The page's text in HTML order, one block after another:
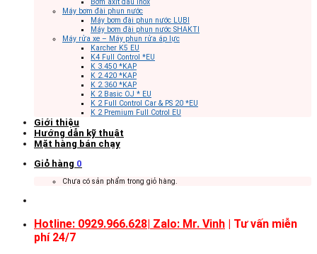
Máy bơm đài phun nước
Máy bơm đài phun nước LUBI
Máy bơm đài phun nước SHAKTI
Máy rửa xe – Máy phun rửa áp lực
Karcher K5 EU
K4 Full Control *EU
K 3.450 *KAP
K 2.420 *KAP
K 2.360 *KAP
K 2 Basic OJ * EU
K 2 Full Control Car & PS 20 *EU
K 2 Premium Full Cotrol EU
Giới thiệu
Hướng dẫn kỹ thuật
Mặt hàng bán chạy
Giỏ hàng 0
Chưa có sản phẩm trong giỏ hàng.
Hotline: 0929.966.628| Zalo: Mr. Vinh | Tư vấn miễn
phí 24/7